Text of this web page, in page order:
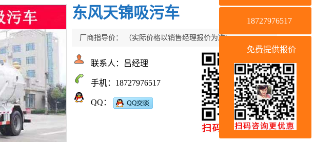
东风天锦吸污车
厂商指导价： （实际价格以销售经理报价为准)
联系人：吕经理
手机：18727976517
QQ：
18727976517
免费提供报价